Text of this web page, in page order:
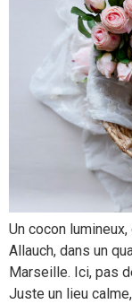
Un cocon
Allauch, dans un
Marseille. Ici, pas
Juste un lieu